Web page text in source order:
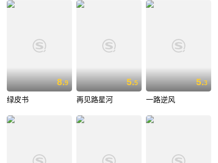
8.9
绿皮书
5.5
再见路星河
5.3
一路逆风